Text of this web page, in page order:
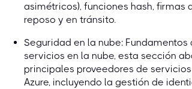
asimétricos), funciones hash,
reposo y en tránsito.
Seguridad en la nube:
servicios en la nube, esta sección
principales proveedores de
Azure, incluyendo la gestión de